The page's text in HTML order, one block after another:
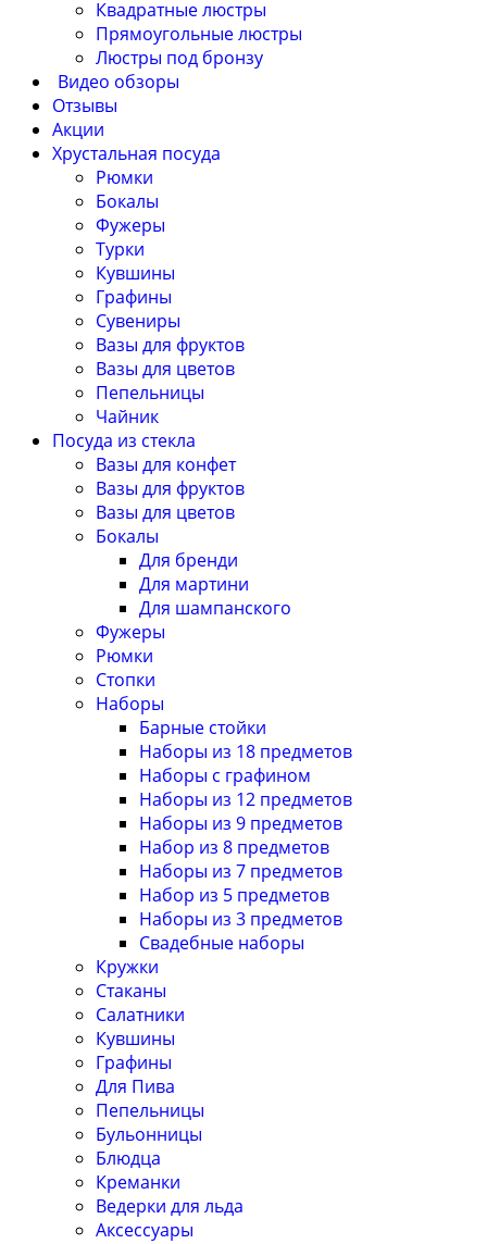
Квадратные люстры
Прямоугольные люстры
Люстры под бронзу
Видео обзоры
Отзывы
Акции
Хрустальная посуда
Рюмки
Бокалы
Фужеры
Турки
Кувшины
Графины
Сувениры
Вазы для фруктов
Вазы для цветов
Пепельницы
Чайник
Посуда из стекла
Вазы для конфет
Вазы для фруктов
Вазы для цветов
Бокалы
Для бренди
Для мартини
Для шампанского
Фужеры
Рюмки
Стопки
Наборы
Барные стойки
Наборы из 18 предметов
Наборы с графином
Наборы из 12 предметов
Наборы из 9 предметов
Набор из 8 предметов
Наборы из 7 предметов
Набор из 5 предметов
Наборы из 3 предметов
Свадебные наборы
Кружки
Стаканы
Салатники
Кувшины
Графины
Для Пива
Пепельницы
Бульонницы
Блюдца
Креманки
Ведерки для льда
Аксессуары